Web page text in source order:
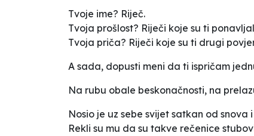
Tvoje ime? Riječ.
Tvoja prošlost? Riječi koje su ti
Tvoja priča? Riječi koje su ti drugi
A sada, dopusti meni da ti ispričam
Na rubu obale beskonačnosti, na
Nosio je uz sebe svijet satkan od
Rekli su mu da su takve rečenice